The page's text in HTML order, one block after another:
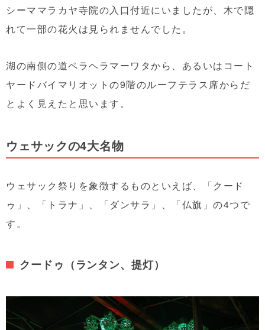
シーママラカヤ寺院の入口付近にいましたが、木で隠
れて一部の花火は見られませんでした。
湖の南側の道ペラヘラマーワタから、あるいはコート
ヤードバイマリオットの9階のルーフテラス席からだ
とよく見えたと思います。
ウェサックの4大名物
ウェサック祭りを象徴するものといえば、「クード
ゥ」、「トラナ」、「ダンサラ」、「仏旗」の4つで
す。
クードゥ（ランタン、提灯）